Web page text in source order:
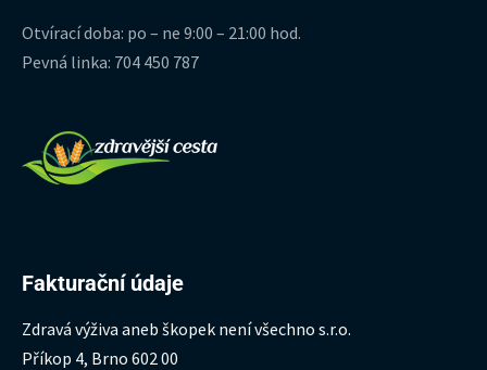
Otvírací doba: po – ne 9:00 – 21:00 hod.
Pevná linka: 704 450 787
Fakturační údaje
Zdravá výživa aneb škopek není všechno s.r.o.
Příkop 4, Brno 602 00